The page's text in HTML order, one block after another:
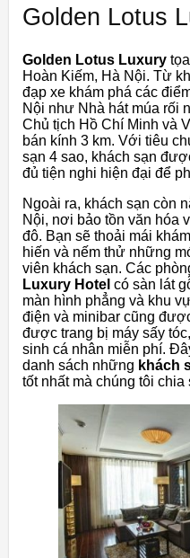
Golden Lotus
Golden Lotus Luxury
Hoàn Kiếm, Hà Nội. Từ
đạp xe khám phá các
Nội như Nhà hát múa rối
Chủ tịch Hồ Chí Minh và
bán kính 3 km. Với tiêu
sạn 4 sao, khách sạn
đủ tiện nghi hiện đại để
Ngoài ra, khách sạn còn
Nội, nơi bảo tồn văn hóa
đô. Bạn sẽ thoải mái
hiến và nếm thử những
viên khách sạn. Các
Luxury Hotel có sàn lát
màn hình phẳng và khu
điện và minibar cũng
được trang bị máy sấy
sinh cá nhân miễn phí.
danh sách những khách
tốt nhất mà chúng tôi chia